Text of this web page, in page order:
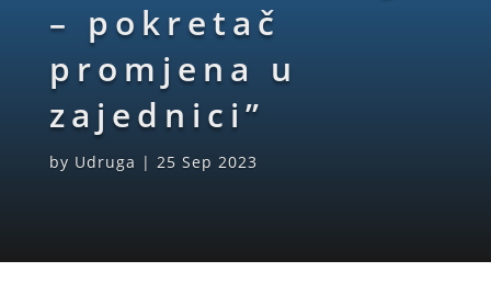
– pokretač
promjena u
zajednici”
by Udruga | 25 Sep 2023